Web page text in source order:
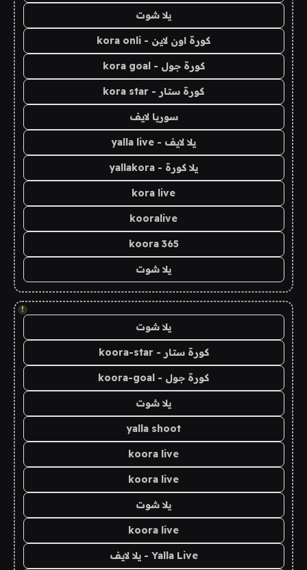
يلا شوت
كورة اون لاين - kora onli
كورة جول - kora goal
كورة ستار - kora star
سوريا لايف
يلا لايف - yalla live
يلا كورة - yallakora
kora live
kooralive
koora 365
يلا شوت
!
يلا شوت
كورة ستار - koora-star
كورة جول - koora-goal
يلا شوت
yalla shoot
koora live
koora live
يلا شوت
koora live
Yalla Live - يلا لايف